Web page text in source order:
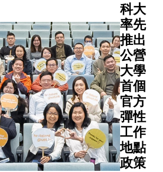
展成今天
這所卓越
學府的歷
程。她的
貢獻遠不
止於一名
普通員
工，她用
溫度和態
度默默滋
養着科大
這個大家
間，極端
降雨也更
頻繁襲
港，其強
度甚至超
越黑色暴
雨警告信
號的程
度。這個
趨勢正好
揭示全球
暖化對我
科大
率先
推出
公營
大學
首個
官方
彈性
工作
地點
政策